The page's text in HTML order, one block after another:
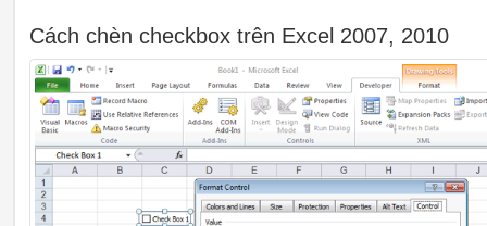
Cách chèn checkbox trên Excel 2007, 2010